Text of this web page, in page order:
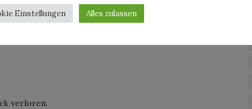
verloren.
Einstellungen Alles zulassen